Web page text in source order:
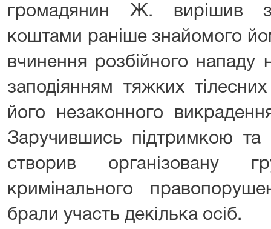
громадянин Ж. вирішив
коштами раніше знайомого
вчинення розбійного нападу
заподіянням тяжких
його незаконного
Заручившись підтримкою
створив організовану
кримінального
брали участь декілька осіб.